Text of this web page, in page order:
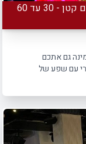
אולם - החל מ-50 עד 150 משתתפים . אולם קטן - 30 עד 60
גם אתכם
עם שפע של